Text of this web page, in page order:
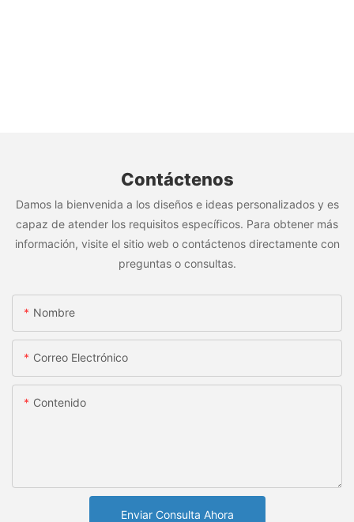
Contáctenos
Damos la bienvenida a los diseños e ideas personalizados y es
capaz de atender los requisitos específicos. Para obtener más
información, visite el sitio web o contáctenos directamente con
preguntas o consultas.
Nombre
Correo Electrónico
Contenido
Enviar Consulta Ahora